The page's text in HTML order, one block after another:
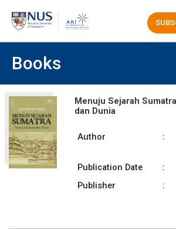
Books
Menuju Sejarah
dan Dunia
Author :
Publication Date
:
Publisher
: